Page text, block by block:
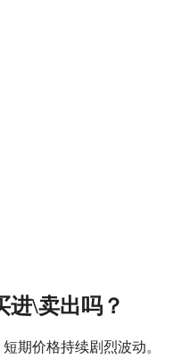
进\卖出吗？
期价格持续剧烈波动。